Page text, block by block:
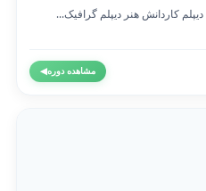
کاردانش هنر دیپلم گرافیک...
مشاهده دوره◀